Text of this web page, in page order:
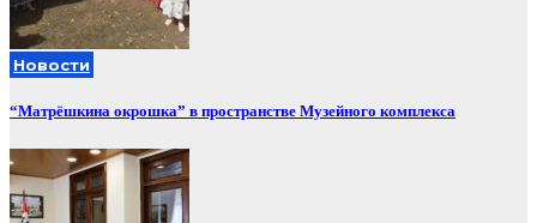
Новости
“Матрёшкина окрошка” в пространстве Музейного комплекса